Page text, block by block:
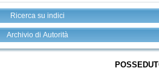
Ricerca su indici
Archivio di Autorità